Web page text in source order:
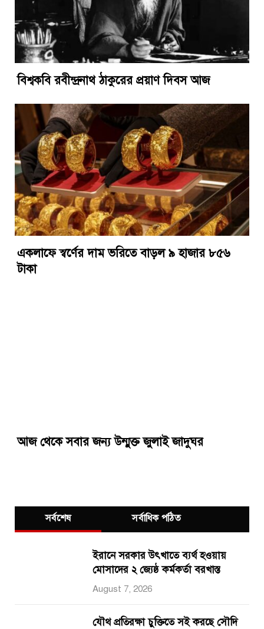
বিশ্বকবি রবীন্দ্রনাথ ঠাকুরের প্রয়াণ দিবস আজ
একলাফে স্বর্ণের দাম ভরিতে বাড়ল ৯ হাজার ৮৫৬
টাকা
আজ থেকে সবার জন্য উন্মুক্ত জুলাই জাদুঘর
সর্বশেষ সর্বাধিক পঠিত
ইরানে সরকার উৎখাতে ব্যর্থ হওয়ায়
মোসাদের ২ জ্যেষ্ঠ কর্মকর্তা বরখাস্ত
August 7, 2026
যৌথ প্রতিরক্ষা চুক্তিতে সই করছে সৌদি